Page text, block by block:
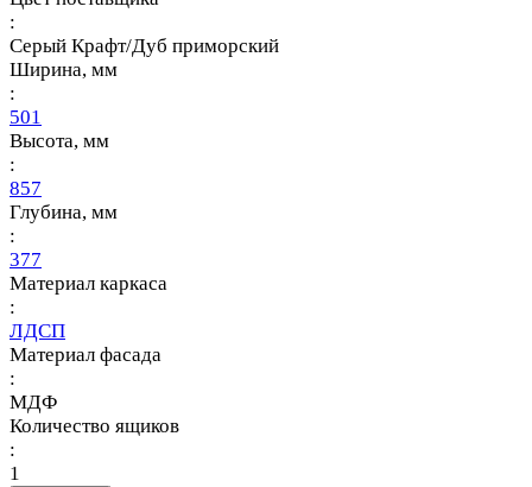
:
Серый Крафт/Дуб приморский
Ширина, мм
:
501
Высота, мм
:
857
Глубина, мм
:
377
Материал каркаса
:
ЛДСП
Материал фасада
:
МДФ
Количество ящиков
:
1